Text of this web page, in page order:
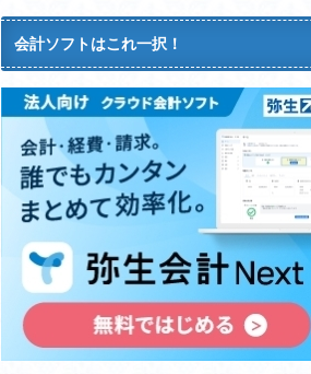
会計ソフトはこれ一択！